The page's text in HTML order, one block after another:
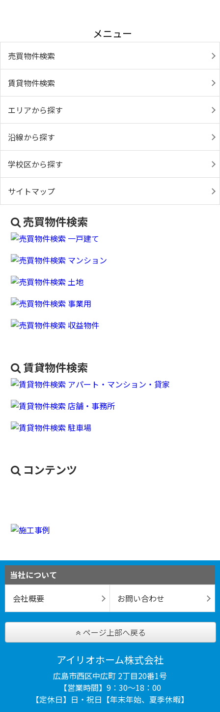
メニュー
売買物件検索
賃貸物件検索
エリアから探す
沿線から探す
学校区から探す
サイトマップ
売買物件検索
賃貸物件検索
コンテンツ
当社について
会社概要
お問い合わせ
ページ上部へ戻る
アイリオホーム株式会社
広島市西区中広町 2丁目20番1号
【営業時間】9：30～18：00
【定休日】日・祝日【年末年始、夏季休暇】